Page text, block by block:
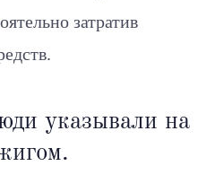
затратив
указывали на